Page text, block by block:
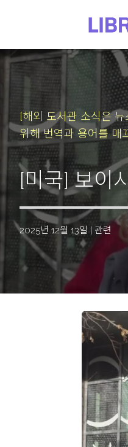
[해외 도서관 소식은
위해 번역과 용어를 매
[미국] 보이
2025년 12월 13일 | 관련